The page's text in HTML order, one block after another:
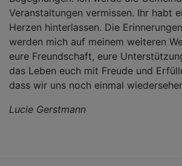
Veranstaltungen vermissen. Ihr habt
Herzen hinterlassen. Die
werden mich auf meinem weiteren
eure Freundschaft, eure
das Leben euch mit Freude und
dass wir uns noch einmal
Lucie Gerstmann